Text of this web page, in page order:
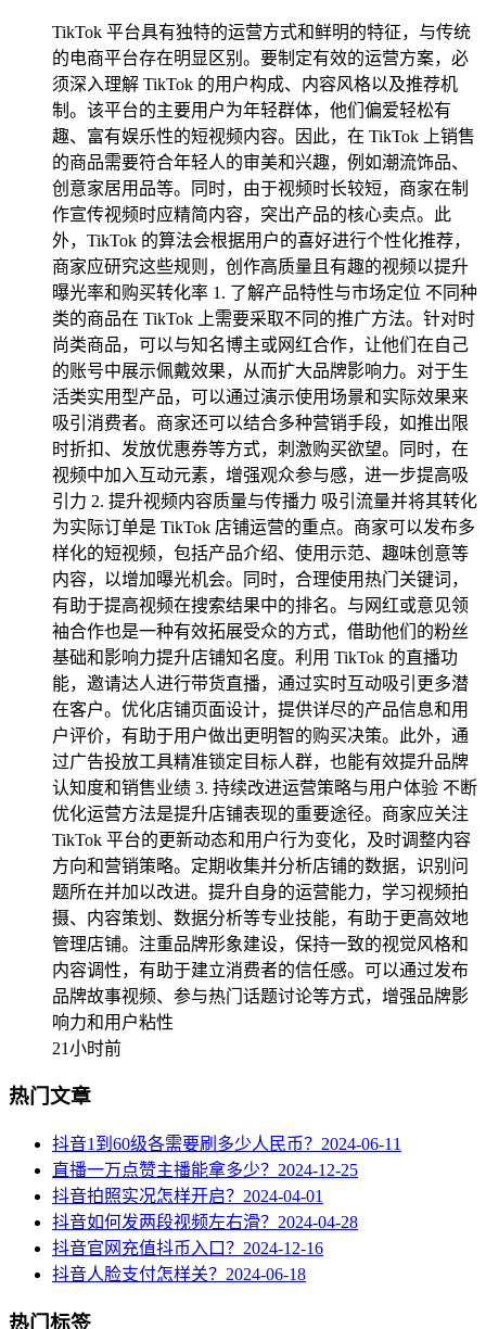
TikTok 平台具有独特的运营方式和鲜明的特征，与传统
的电商平台存在明显区别。要制定有效的运营方案，必
须深入理解 TikTok 的用户构成、内容风格以及推荐机
制。该平台的主要用户为年轻群体，他们偏爱轻松有
趣、富有娱乐性的短视频内容。因此，在 TikTok 上销售
的商品需要符合年轻人的审美和兴趣，例如潮流饰品、
创意家居用品等。同时，由于视频时长较短，商家在制
作宣传视频时应精简内容，突出产品的核心卖点。此
外，TikTok 的算法会根据用户的喜好进行个性化推荐，
商家应研究这些规则，创作高质量且有趣的视频以提升
曝光率和购买转化率 1. 了解产品特性与市场定位 不同种
类的商品在 TikTok 上需要采取不同的推广方法。针对时
尚类商品，可以与知名博主或网红合作，让他们在自己
的账号中展示佩戴效果，从而扩大品牌影响力。对于生
活类实用型产品，可以通过演示使用场景和实际效果来
吸引消费者。商家还可以结合多种营销手段，如推出限
时折扣、发放优惠券等方式，刺激购买欲望。同时，在
视频中加入互动元素，增强观众参与感，进一步提高吸
引力 2. 提升视频内容质量与传播力 吸引流量并将其转化
为实际订单是 TikTok 店铺运营的重点。商家可以发布多
样化的短视频，包括产品介绍、使用示范、趣味创意等
内容，以增加曝光机会。同时，合理使用热门关键词，
有助于提高视频在搜索结果中的排名。与网红或意见领
袖合作也是一种有效拓展受众的方式，借助他们的粉丝
基础和影响力提升店铺知名度。利用 TikTok 的直播功
能，邀请达人进行带货直播，通过实时互动吸引更多潜
在客户。优化店铺页面设计，提供详尽的产品信息和用
户评价，有助于用户做出更明智的购买决策。此外，通
过广告投放工具精准锁定目标人群，也能有效提升品牌
认知度和销售业绩 3. 持续改进运营策略与用户体验 不断
优化运营方法是提升店铺表现的重要途径。商家应关注
TikTok 平台的更新动态和用户行为变化，及时调整内容
方向和营销策略。定期收集并分析店铺的数据，识别问
题所在并加以改进。提升自身的运营能力，学习视频拍
摄、内容策划、数据分析等专业技能，有助于更高效地
管理店铺。注重品牌形象建设，保持一致的视觉风格和
内容调性，有助于建立消费者的信任感。可以通过发布
品牌故事视频、参与热门话题讨论等方式，增强品牌影
响力和用户粘性
21小时前
热门文章
抖音1到60级各需要刷多少人民币？ 2024-06-11
直播一万点赞主播能拿多少？ 2024-12-25
抖音拍照实况怎样开启？ 2024-04-01
抖音如何发两段视频左右滑？ 2024-04-28
抖音官网充值抖币入口？ 2024-12-16
抖音人脸支付怎样关？ 2024-06-18
热门标签